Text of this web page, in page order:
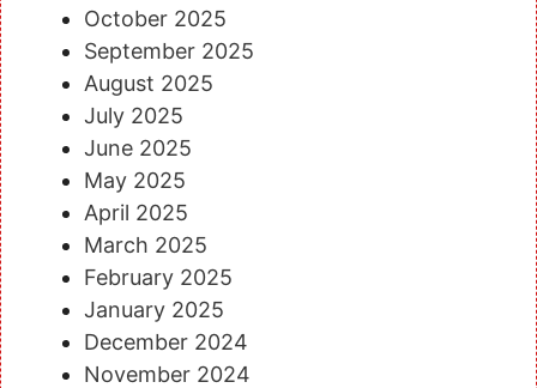
October 2025
September 2025
August 2025
July 2025
June 2025
May 2025
April 2025
March 2025
February 2025
January 2025
December 2024
November 2024